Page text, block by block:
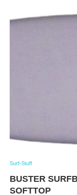
Surf-Stuff
BUSTER
SOFTTOP